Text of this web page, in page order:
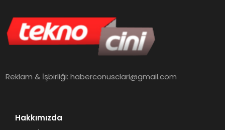
Reklam & İşbirliği:haberconusclari@gmail.com
Hakkımızda